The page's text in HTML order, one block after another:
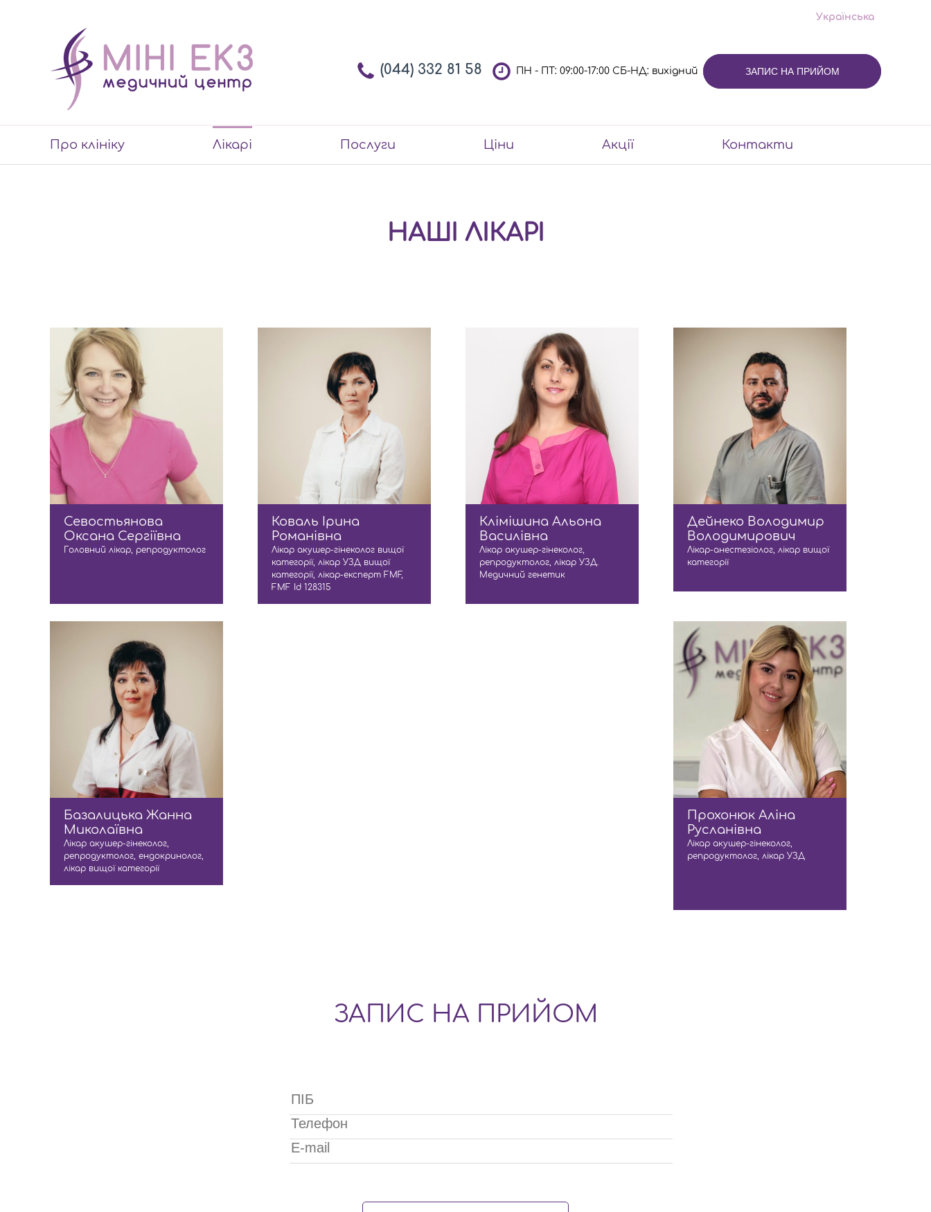
Українська
(044) 332 81 58 ПН - ПТ: 09:00-17:00 СБ-НД: вихідний ЗАПИС НА ПРИЙОМ
Про клініку Лікарі Послуги Ціни Акції Контакти
НАШІ ЛІКАРІ
Севостьянова
Оксана Сергіївна
Головний лікар, репродуктолог
Коваль Ірина
Романівна
Лікар акушер-гінеколог вищої
категорії, лікар УЗД вищої
категорії, лікар-експерт FМF,
FМF Id 128315
Клімішина Альона
Василівна
Лікар акушер-гінеколог,
репродуктолог, лікар УЗД.
Медичний генетик
Дейнеко Володимир
Володимирович
Лікар-анестезіолог, лікар вищої
категорії
Базалицька Жанна
Миколаївна
Лікар акушер-гінеколог,
репродуктолог, ендокринолог,
лікар вищої категорії
Прохонюк Аліна
Русланівна
Лікар акушер-гінеколог,
репродуктолог, лікар УЗД
ЗАПИС НА ПРИЙОМ